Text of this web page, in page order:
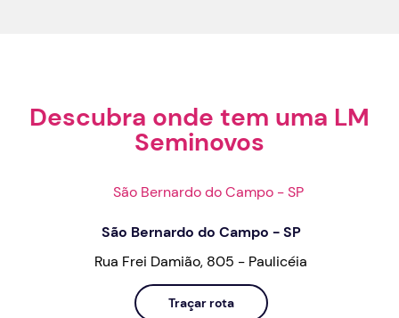
Descubra onde tem uma LM
Seminovos
São Bernardo do Campo - SP
Rua Frei Damião, 805 - Paulicéia
Traçar rota